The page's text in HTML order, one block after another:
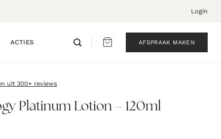
Login
ACTIES AFSPRAAK MAKEN
uit 300+ reviews
Platinum Lotion – 120ml